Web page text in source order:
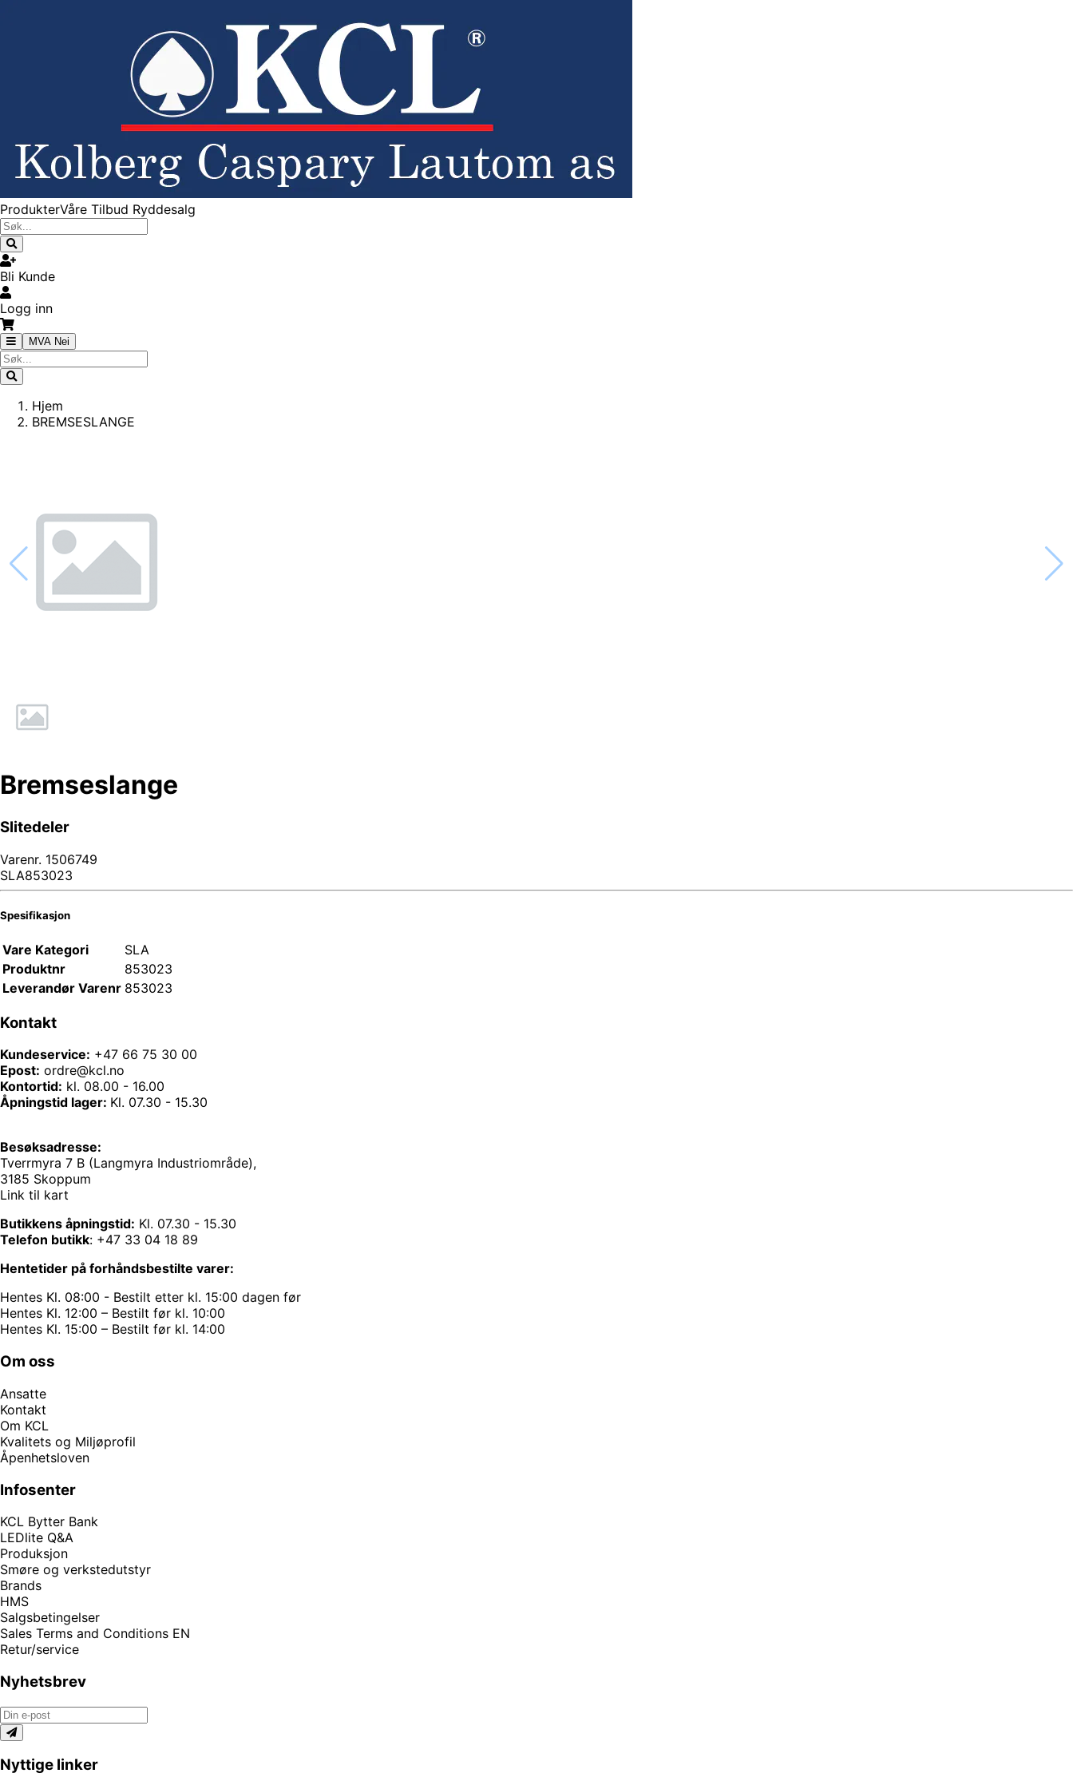
ProdukterVåre Tilbud Ryddesalg
Bli Kunde
Logg inn
MVA Nei
Hjem
BREMSESLANGE
Bremseslange
Slitedeler
Varenr. 1506749
SLA853023
Spesifikasjon
Vare Kategori
SLA
Produktnr
853023
Leverandør Varenr 853023
Kontakt
Kundeservice: +47 66 75 30 00
Epost: ordre@kcl.no
Kontortid: kl. 08.00 - 16.00
Åpningstid lager: Kl. 07.30 - 15.30
Besøksadresse:
Tverrmyra 7 B (Langmyra Industriområde),
3185 Skoppum
Link til kart
Butikkens åpningstid: Kl. 07.30 - 15.30
Telefon butikk: +47 33 04 18 89
Hentetider på forhåndsbestilte varer:
Hentes Kl. 08:00 - Bestilt etter kl. 15:00 dagen før
Hentes Kl. 12:00 – Bestilt før kl. 10:00
Hentes Kl. 15:00 – Bestilt før kl. 14:00
Om oss
Ansatte
Kontakt
Om KCL
Kvalitets og Miljøprofil
Åpenhetsloven
Infosenter
KCL Bytter Bank
LEDlite Q&A
Produksjon
Smøre og verkstedutstyr
Brands
HMS
Salgsbetingelser
Sales Terms and Conditions EN
Retur/service
Nyhetsbrev
Nyttige linker